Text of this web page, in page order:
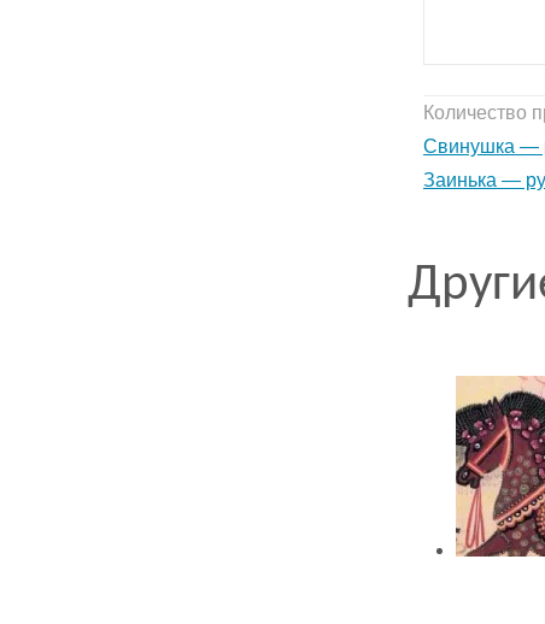
Количество
Свинушка —
Заинька —